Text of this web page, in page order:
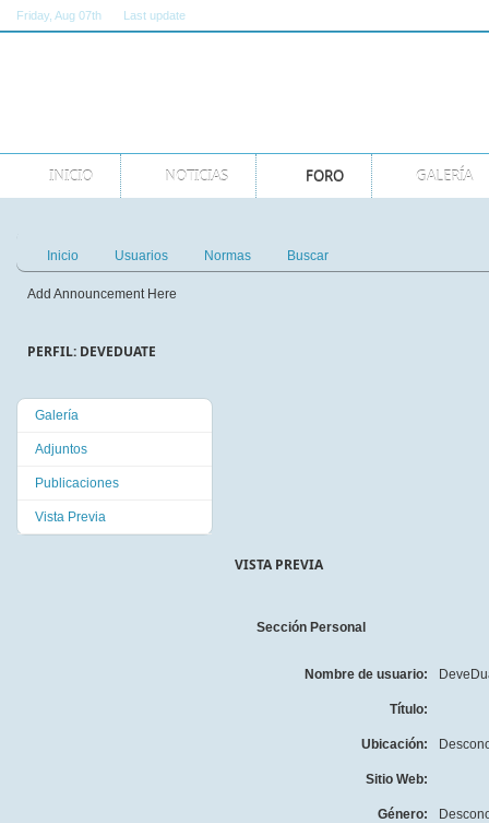
Friday , Aug 07th Last update
INICIO NOTICIAS FORO GALERÍA
Inicio Usuarios Normas Buscar
Add Announcement Here
PERFIL: DEVEDUATE
Galería
Adjuntos
Publicaciones
Vista Previa
VISTA PREVIA
Sección Personal
Nombre de usuario:
Título:
Ubicación:
Sitio Web:
Género: